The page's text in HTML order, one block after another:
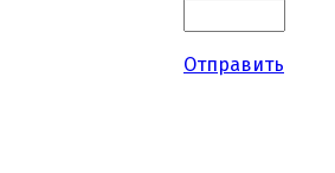
Отправить